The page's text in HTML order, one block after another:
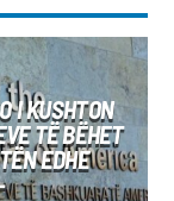
I KUSHTON
TË BËHET
EDHE